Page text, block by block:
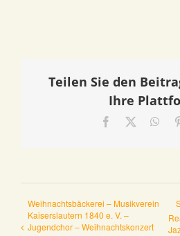
Teilen Sie den
Ihre
Facebook
Weihnachtsbäckerei – Musikverein
Kaiserslautern 1840 e. V. –
Jugendchor – Weihnachtskonzert